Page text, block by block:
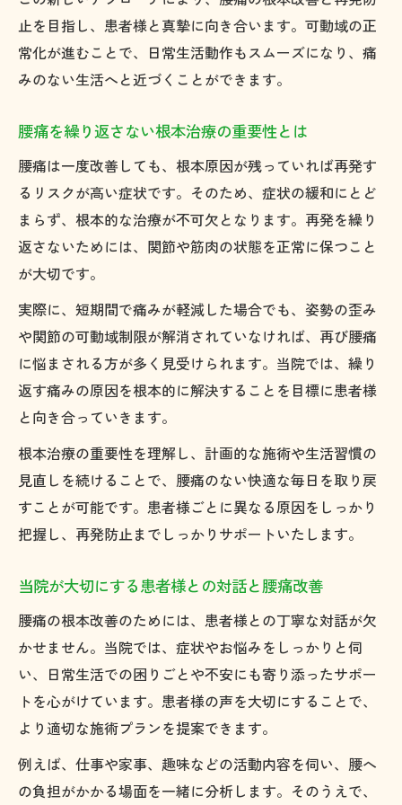
腰痛の再発を防ぐ関節アプローチの実際
動きの悪い関節を改善する施術の流れ紹介
腰痛解消のカギは関節の可動域正常化にあ
り
患者様と共に歩む腰痛改善の具体的対策
再発を防ぐための腰痛根本治療のポイント
腰痛の再発防止に必要な根本治療の流れ
当院が重視する腰痛根本治療の考え方とは
関節可動域改善で腰痛を繰り返さない体へ
日常生活で取り入れたい腰痛予防のコツ
患者様に寄り添う腰痛再発予防のサポート
止を目指し、患者様と真摯に向き合います。可動域の正
常化が進むことで、日常生活動作もスムーズになり、痛
みのない生活へと近づくことができます。
腰痛を繰り返さない根本治療の重要性とは
腰痛は一度改善しても、根本原因が残っていれば再発す
るリスクが高い症状です。そのため、症状の緩和にとど
まらず、根本的な治療が不可欠となります。再発を繰り
返さないためには、関節や筋肉の状態を正常に保つこと
が大切です。
実際に、短期間で痛みが軽減した場合でも、姿勢の歪み
や関節の可動域制限が解消されていなければ、再び腰痛
に悩まされる方が多く見受けられます。当院では、繰り
返す痛みの原因を根本的に解決することを目標に患者様
と向き合っていきます。
根本治療の重要性を理解し、計画的な施術や生活習慣の
見直しを続けることで、腰痛のない快適な毎日を取り戻
すことが可能です。患者様ごとに異なる原因をしっかり
把握し、再発防止までしっかりサポートいたします。
当院が大切にする患者様との対話と腰痛改善
腰痛の根本改善のためには、患者様との丁寧な対話が欠
かせません。当院では、症状やお悩みをしっかりと伺
い、日常生活での困りごとや不安にも寄り添ったサポー
トを心がけています。患者様の声を大切にすることで、
より適切な施術プランを提案できます。
例えば、仕事や家事、趣味などの活動内容を伺い、腰へ
の負担がかかる場面を一緒に分析します。そのうえで、